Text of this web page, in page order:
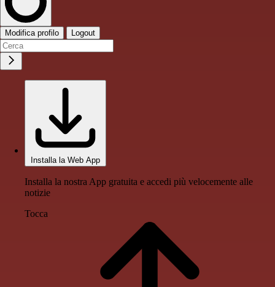
Modifica profilo Logout
Installa la Web App
Installa la nostra App gratuita e accedi più velocemente alle
notizie
Tocca